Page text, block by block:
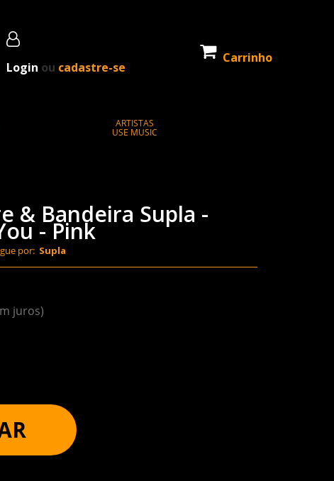
Login ou cadastre-se
Carrinho
ARTISTAS
USE MUSIC
& Bandeira Supla -
- Pink
por: Supla
juros)